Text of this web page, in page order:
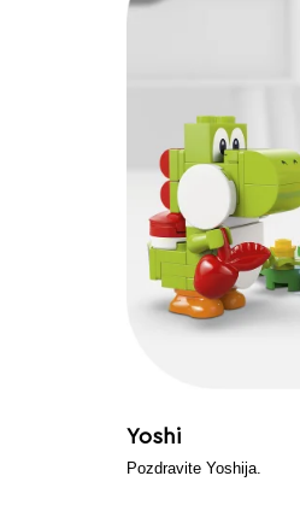
Yoshi
Pozdravite Yoshija.